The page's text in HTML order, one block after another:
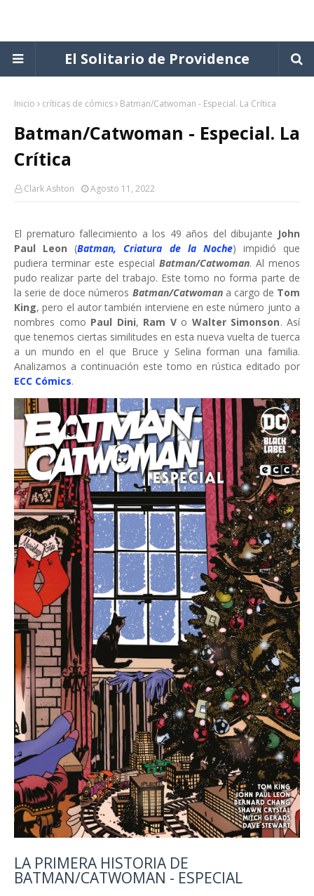
El Solitario de Providence
Inicio críticas de cómics Batman/Catwoman - Especial. La Crítica
Batman/Catwoman - Especial. La
Crítica
Clark Ashton Agosto 11, 2022
El prematuro fallecimiento a los 49 años del dibujante John
Paul Leon (Batman, Criatura de la Noche) impidió que
pudiera terminar este especial Batman/Catwoman. Al menos
pudo realizar parte del trabajo. Este tomo no forma parte de
la serie de doce números Batman/Catwomana cargo de Tom
King, pero el autor también interviene en este número junto a
nombres como Paul Dini, Ram Vo Walter Simonson. Así
que tenemos ciertas similitudes en esta nueva vuelta de tuerca
a un mundo en el que Bruce y Selina forman una familia.
Analizamos a continuación este tomo en rústica editado por
ECC Cómics.
LA PRIMERA HISTORIA DE
BATMAN/CATWOMAN - ESPECIAL